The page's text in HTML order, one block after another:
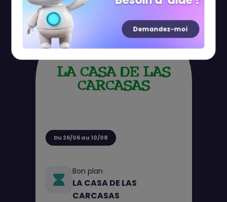
Du 26/06 au 10/08
Bon plan
LA CASA DE LAS
CARCASAS
Demandez-moi